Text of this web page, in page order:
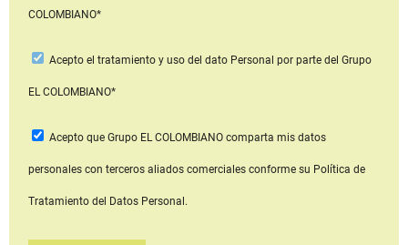
COLOMBIANO*
Acepto el tratamiento y uso del dato Personal por parte del Grupo
EL COLOMBIANO*
Acepto que Grupo EL COLOMBIANOcomparta mis datos
personales con terceros aliados comerciales conforme su Política de
Tratamiento del Datos Personal.